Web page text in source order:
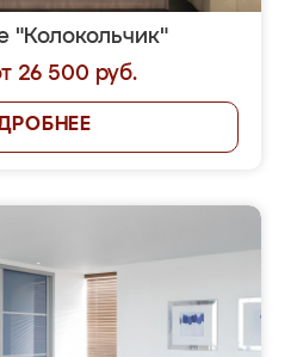
"Колокольчик"
26 500 руб.